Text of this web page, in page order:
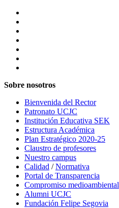
Sobre nosotros
Bienvenida del Rector
Patronato UCJC
Institución Educativa SEK
Estructura Académica
Plan Estratégico 2020-25
Claustro de profesores
Nuestro campus
Calidad /Normativa
Portal de Transparencia
Compromiso medioambiental
Alumni UCJC
Fundación Felipe Segovia